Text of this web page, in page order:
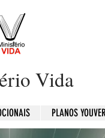
Vida
PLANOS